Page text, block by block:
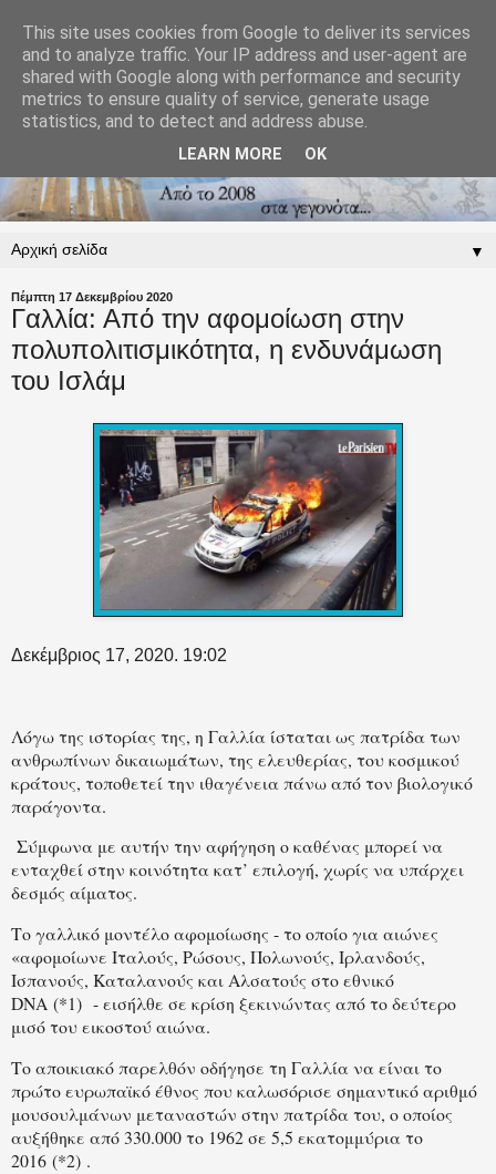
▼
Πέμπτη 17 Δεκεμβρίου 2020
Γαλλία: Από την αφομοίωση στην
πολυπολιτισμικότητα, η ενδυνάμωση
του Ισλάμ
Δεκέμβριος 17, 2020. 19:02
Λόγω της ιστορίας της, η Γαλλία ίσταται ως πατρίδα των
ανθρωπίνων δικαιωμάτων, της ελευθερίας, του κοσμικού
κράτους, τοποθετεί την ιθαγένεια πάνω από τον βιολογικό
παράγοντα.
Σύμφωνα με αυτήν την αφήγηση ο καθένας μπορεί να
ενταχθεί στην κοινότητα κατ’ επιλογή, χωρίς να υπάρχει
δεσμός αίματος.
Το γαλλικό μοντέλο αφομοίωσης - το οποίο για αιώνες
«αφομοίωνε Ιταλούς, Ρώσους, Πολωνούς, Ιρλανδούς,
Ισπανούς, Καταλανούς και Αλσατούς στο εθνικό
DNA (*1) - εισήλθε σε κρίση ξεκινώντας από το δεύτερο
μισό του εικοστού αιώνα.
Το αποικιακό παρελθόν οδήγησε τη Γαλλία να είναι το
πρώτο ευρωπαϊκό έθνος που καλωσόρισε σημαντικό αριθμό
μουσουλμάνων μεταναστών στην πατρίδα του, ο οποίος
αυξήθηκε από 330.000 το 1962 σε 5,5 εκατομμύρια το
2016 (*2) .
This site uses cookies from Google to deliver its services
and to analyze traffic. Your IP address and user-agent are
shared with Google along with performance and security
metrics to ensure quality of service, generate usage
statistics, and to detect and address abuse.
LEARN MORE OK